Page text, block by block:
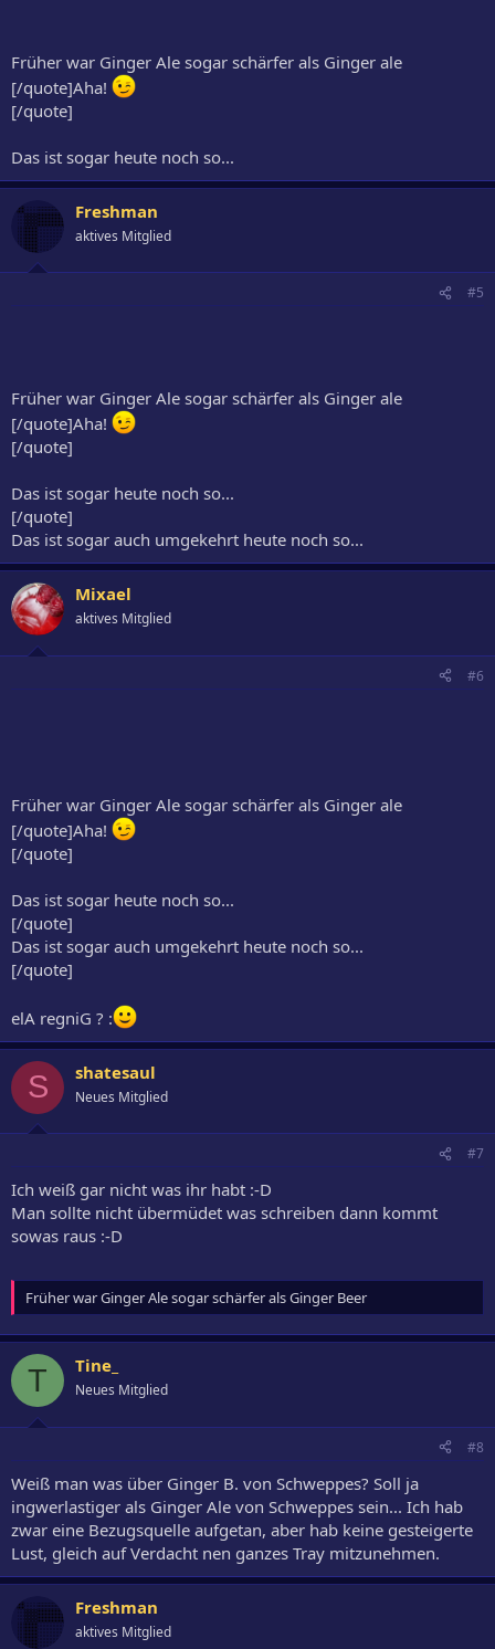
Früher war Ginger Ale sogar schärfer als Ginger ale
[/quote]Aha!
[/quote]
Das ist sogar heute noch so...
Freshman
aktives Mitglied
#5
Früher war Ginger Ale sogar schärfer als Ginger ale
[/quote]Aha!
[/quote]
Das ist sogar heute noch so...
[/quote]
Das ist sogar auch umgekehrt heute noch so...
Mixael
aktives Mitglied
#6
Früher war Ginger Ale sogar schärfer als Ginger ale
[/quote]Aha!
[/quote]
Das ist sogar heute noch so...
[/quote]
Das ist sogar auch umgekehrt heute noch so...
[/quote]
elA regniG ? :
S shatesaul
Neues Mitglied
#7
Ich weiß gar nicht was ihr habt :-D
Man sollte nicht übermüdet was schreiben dann kommt
sowas raus :-D
Früher war Ginger Ale sogar schärfer als Ginger Beer
T Tine_
Neues Mitglied
#8
Weiß man was über Ginger B. von Schweppes? Soll ja
ingwerlastiger als Ginger Ale von Schweppes sein... Ich hab
zwar eine Bezugsquelle aufgetan, aber hab keine gesteigerte
Lust, gleich auf Verdacht nen ganzes Tray mitzunehmen.
Freshman
aktives Mitglied